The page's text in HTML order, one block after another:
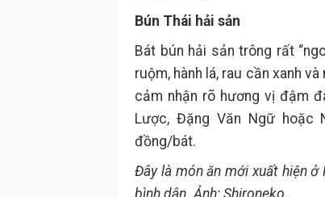
Bún Thái hải sản
Bát bún hải sản trông rất
ruộm, hành lá, rau cần xanh
cảm nhận rõ hương vị đậm
Lược, Đặng Văn Ngữ hoặc
đồng/bát.
Đây là món ăn mới xuất hiện
bình dân. Ảnh: Shironeko.